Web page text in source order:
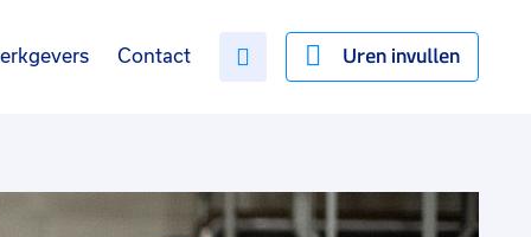
Uren invullen
Contact